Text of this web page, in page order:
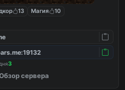
13 Магия
10
3
сервера